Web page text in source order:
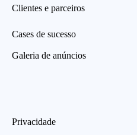
Clientes e parceiros
Cases de sucesso
Galeria de anúncios
Privacidade